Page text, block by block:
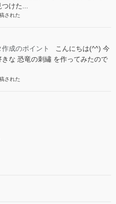
けた...
された
成のポイント
こんにちは(^^) 今
な 恐竜の刺繡 を作ってみたので
された